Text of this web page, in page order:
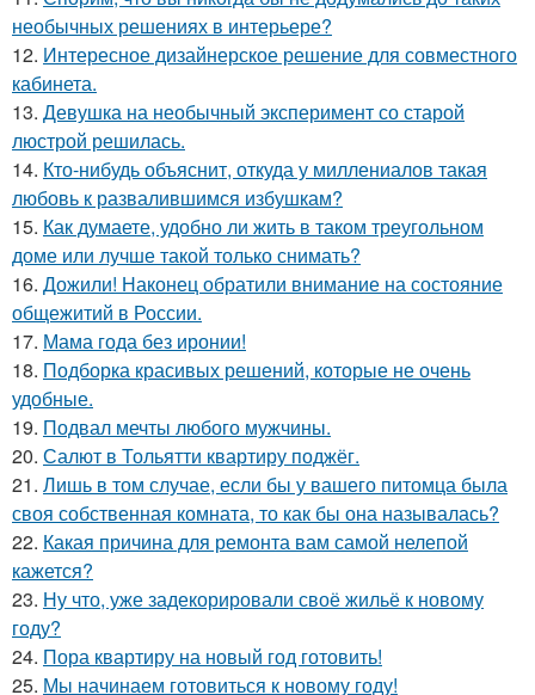
необычных решениях в интерьере?
12. Интересное дизайнерское решение для совместного
кабинета.
13. Девушка на необычный эксперимент со старой
люстрой решилась.
14. Кто-нибудь объяснит, откуда у миллениалов такая
любовь к развалившимся избушкам?
15. Как думаете, удобно ли жить в таком треугольном
доме или лучше такой только снимать?
16. Дожили! Наконец обратили внимание на состояние
общежитий в России.
17. Мама года без иронии!
18. Подборка красивых решений, которые не очень
удобные.
19. Подвал мечты любого мужчины.
20. Салют в Тольятти квартиру поджёг.
21. Лишь в том случае, если бы у вашего питомца была
своя собственная комната, то как бы она называлась?
22. Какая причина для ремонта вам самой нелепой
кажется?
23. Ну что, уже задекорировали своё жильё к новому
году?
24. Пора квартиру на новый год готовить!
25. Мы начинаем готовиться к новому году!